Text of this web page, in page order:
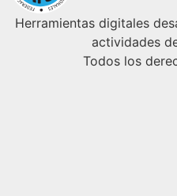
Herramientas digitales
actividades
Todos los